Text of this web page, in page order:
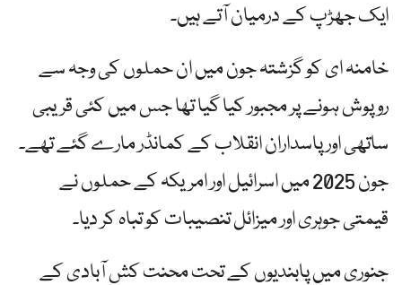
ایک جھڑپ کے درمیان آتے ہیں۔
خامنہ ای کو گزشتہ جون میں ان حملوں کی وجہ سے
روپوش ہونے پر مجبور کیا گیا تھا جس میں کئی قریبی
ساتھی اور پاسداران انقلاب کے کمانڈر مارے گئے تھے۔
جون 2025 میں اسرائیل اور امریکہ کے حملوں نے
قیمتی جوہری اور میزائل تنصیبات کو تباہ کر دیا۔
جنوری میں پابندیوں کے تحت محنت کش آبادی کے